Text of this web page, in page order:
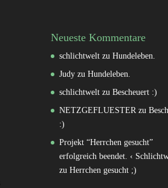
Neueste Kommentare
schlichtweltzu Hundeleben.
Judyzu Hundeleben.
schlichtweltzu Bescheuert :)
NETZGEFLUESTER zu
:)
Projekt “Herrchen gesucht”
erfolgreich beendet. ‹
zu Herrchen gesucht ;)